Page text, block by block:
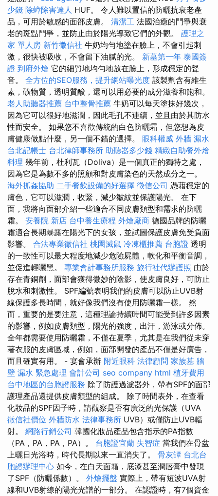
少錢 除蟑除害達人 HUF。 令人難以置信的防曬抗衰老產
品，可用於敏感的面部皮膚。 清潔工 法國治癒的鬥爭與衰
老的斑點鬥爭，並防止由於陽光導致它們的外觀。 護理之
家 單人房 新竹徵信社 牛奶均勻地塗在臉上，不會引起刺
激，很快被吸收，不會留下油膩的光。 新墓第一年 泰國簽
證 到府外燴 它的細質地均勻地放在臉上，形成穩定的聲
音。 全方位的SEO服務，提升網站曝光度 該製劑含有維生
素，礦物質，透明質酸，還可以用必要的成分滋養和飽和。
老人助聽器推薦 台中整骨推薦 牛奶可以每天塗抹好幾次，
因為它可以很好地滋潤，因此毛孔不連續，並且由於其防水
性而安全。 如果您不喜歡傳統的白色防曬霜，但您想為皮
膚健康做點什麼，另一個不錯的選擇。 眼科權威 外牆 漏水
台北記帳士 台北律師事務所 助聽器多少錢 精緻自助餐外燴
料理 幾年前，杜利瓦（Doliva）是一個真正的獨特之處，
因為它是為數不多的照顧和對皮膚染色的天然成分之一。
海外抓姦協助 二手餐飲設備的好選擇 徵信公司 憑藉穩定的
膚色，它可以滋潤，收緊，減少皺紋並保護陽光。 在下
面，我將向面部介紹一些適合不同皮膚類型和需求的防曬
霜。 安養院 新店 台中養生療程 外燴廠商 德國品牌的防曬
霜適合長期暴露在陽光下的女孩，並試圖保護皮膚免受負面
影響。 合法專業徵信社 桃園滅鼠 冷凍櫃推薦 台胞證 透明
的一致性可以最大程度地減少危險屍體，軟化和平衡音調，
並促進輕曬黑。 專業會計事務所服務 旅行社代辦護照 由於
存在青銅劑，面部會獲得微妙的陰影，使皮膚良好，可防止
脫水和刺激性。 SPF編號表明我們的皮膚可以防止UVB射
線保護多長時間，就好像我們沒有使用防曬霜一樣。 然
而，重要的是要注意，這種理論持續時間可能受到許多因素
的影響，例如皮膚類型，陽光的強度，出汗，游泳或分佈。
全年都需要使用防曬霜，不僅在夏季，尤其是在我們從未穿
著衣服的皮膚區域，例如，面部開發的產品不僅是好廣告，
而且確實有用。 - 宴會承辦 附近眼科 法律顧問 家族墓 牆
壁 漏水 緊急處理 會計公司 seo company html 植牙費用
台中地區的台胞證服務 除了防護過濾器外，帶有SPF的面部
護理產品還提供皮膚類型的組成。 除了時間表外，在查看
化妝品的SPF因子時，請觀察是否有廣泛的光保護（UVA
徵信社價位 外牆防水 法律事務所 UVB）或僅防止UVB輻
射。 網路行銷公司 韓國化妝品產品包含指示的PA指數
（PA，PA，PA，PA）。 台胞證宜蘭 失智症 當我們在骨盆
上曬日光浴時，時代長期以來一直消失了。 骨灰罈 台北台
胞證辦理中心 如今，在白天面霜，底漆甚至潤唇膏中發現
了SPF（防曬係數）。 外燴擺盤 實際上，帶有短波UVA射
線和UVB射線的陽光光譜的一部分。 在認證時，有7個資金